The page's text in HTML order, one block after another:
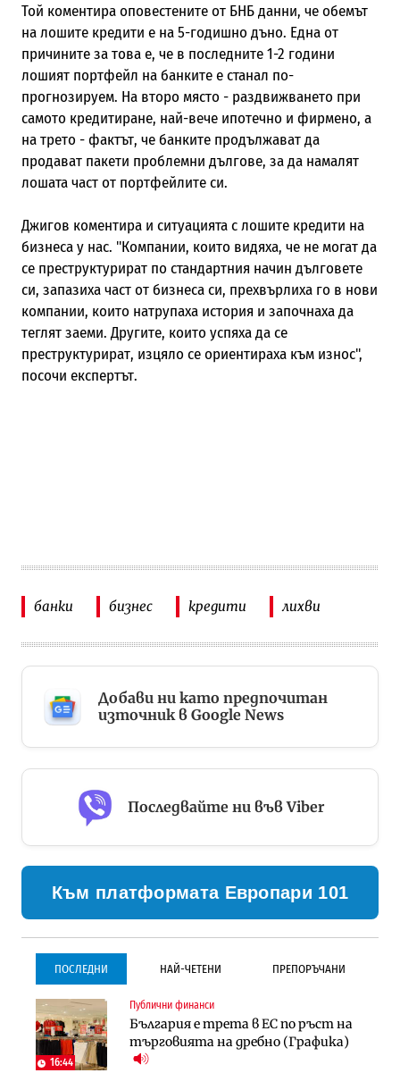
Той коментира оповестените от БНБ данни, чеобемът
на лошите кредити е на 5-годишно дъно. Една от
причините за това е, че в последните 1-2 години
лошият портфейл на банките е станал по-
прогнозируем. На второ място - раздвижването при
самото кредитиране, най-вече ипотечно и фирмено, а
на трето - фактът, че банките продължават да
продават пакети проблемни дългове, за да намалят
лошата част от портфейлите си.
Джигов коментира и ситуацията с лошите кредити на
бизнеса у нас. "Компании, които видяха, че не могат да
се преструктурират по стандартния начин дълговете
си, запазиха част от бизнеса си, прехвърлиха го в нови
компании, които натрупаха история и започнаха да
теглят заеми. Другите, които успяха да се
преструктурират, изцяло се ориентираха към износ",
посочи експертът.
банки бизнес кредити лихви
Добави ни като предпочитан
източник в Google News
Последвайте ни във Viber
Към платформата Европари 101
ПОСЛЕДНИ НАЙ-ЧЕТЕНИ ПРЕПОРЪЧАНИ
16:44
Публични финанси
България е трета в ЕС по ръст на
търговията на дребно (Графика)
Инфраструктура
Проектирането на тунела под
Петрохан ще върви паралелно с
екологичните оценки
Инфраструктура
Проектирането на тунела под
Петрохан ще върви паралелно с
екологичните оценки